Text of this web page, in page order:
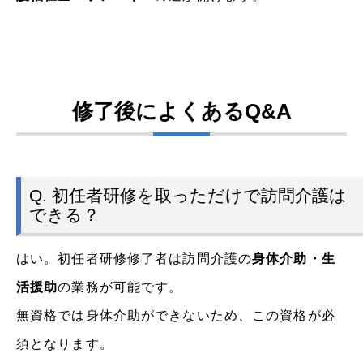
修了後によくあるQ&A
Q. 初任者研修を取っただけで訪問介護は
できる？
はい。初任者研修修了者は訪問介護の身体介助・生
活援助の業務が可能です。
無資格では身体介助ができないため、この資格が必
須となります。